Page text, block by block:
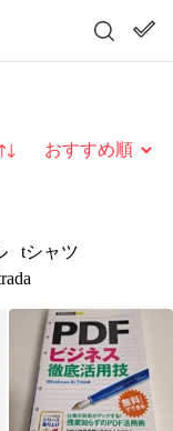
び替え
tシャツ